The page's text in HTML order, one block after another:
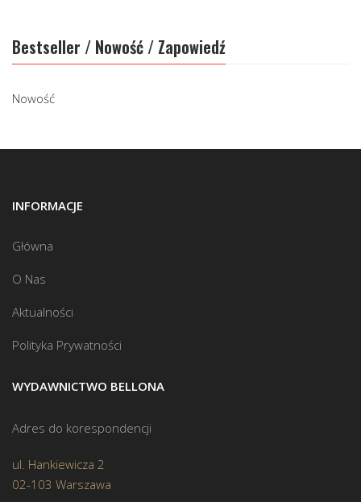
Bestseller / Nowość / Zapowiedź
Nowość
INFORMACJE
Główna
O Nas
Aktualności
Polityka Prywatności
WYDAWNICTWO BELLONA
Adres do korespondencji
ul. Hankiewicza 2
02-103 Warszawa